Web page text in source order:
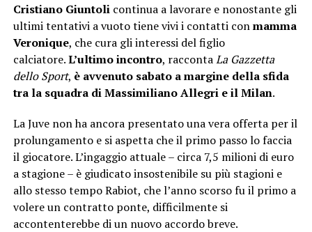
Cristiano Giuntoli continua a lavorare e nonostante gli
ultimi tentativi a vuoto tiene vivi i contatti conmamma
Veronique, che cura gli interessi del figlio
calciatore.L’ultimo incontro, raccontaLa Gazzetta
dello Sport, è avvenuto sabato a margine della sfida
tra la squadra di Massimiliano Allegri e il Milan.
La Juve non ha ancora presentato una vera offerta per il
prolungamento e si aspetta che il primo passo lo faccia
il giocatore. L’ingaggio attuale – circa 7,5 milioni di euro
a stagione – è giudicato insostenibile su più stagioni e
allo stesso tempo Rabiot, che l’anno scorso fu il primo a
volere un contratto ponte, difficilmente si
accontenterebbe di un nuovo accordo breve.